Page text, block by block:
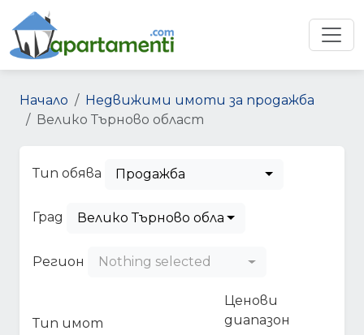
Начало
Недвижими имоти за продажба
Велико Търново област
Тип обява Продажба
Град Велико Търново област
Регион Nothing selected
Тип имот
Ценови
диапазон